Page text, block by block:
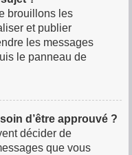
brouillons les
et publier
les messages
le panneau de
d’être approuvé ?
décider de
que vous